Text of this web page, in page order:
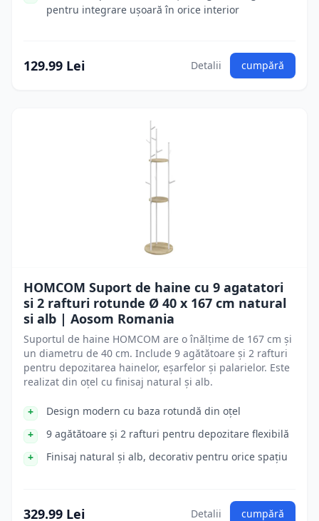
pentru integrare ușoară în orice interior
129.99 Lei Detalii cumpără
HOMCOM Suport de haine cu 9 agatatori
si 2 rafturi rotunde Ø 40 x 167 cm natural
si alb | Aosom Romania
Suportul de haine HOMCOM are o înălțime de 167 cm și
un diametru de 40 cm. Include 9 agătătoare și 2 rafturi
pentru depozitarea hainelor, eșarfelor și palarielor. Este
realizat din oțel cu finisaj natural și alb.
Design modern cu baza rotundă din oțel
9 agătătoare și 2 rafturi pentru depozitare flexibilă
Finisaj natural și alb, decorativ pentru orice spațiu
329.99 Lei Detalii cumpără